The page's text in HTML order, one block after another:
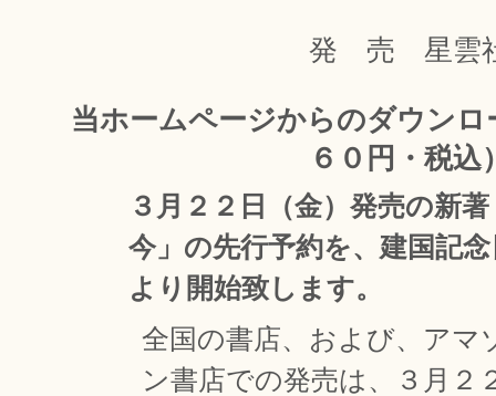
発 売 星雲
当ホームページからのダウン
６０円・税込
３月２２日（金）発売の新
今」の先行予約を、建国記
より開始致します。
全国の書店、および、アマ
ン書店での発売は、３月２